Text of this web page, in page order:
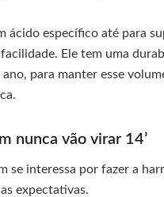
ácido específico até para
Ele tem uma
ano, para manter esse
nunca vão virar 14’
se interessa por fazer a
expectativas.